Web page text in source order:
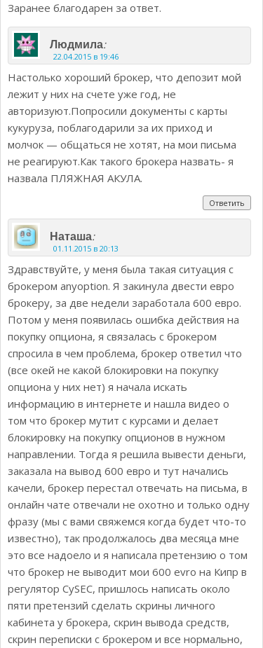
Заранее благодарен за ответ.
Людмила:
22.04.2015 в 19:46
Настолько хороший брокер, что депозит мой
лежит у них на счете уже год, не
авторизуют.Попросили документы с карты
кукуруза, поблагодарили за их приход и
молчок — общаться не хотят, на мои письма
не реагируют.Как такого брокера назвать- я
назвала ПЛЯЖНАЯ АКУЛА.
Ответить
Наташа:
01.11.2015 в 20:13
Здравствуйте, у меня была такая ситуация с
брокером anyoption. Я закинула двести евро
брокеру, за две недели заработала 600 евро.
Потом у меня появилась ошибка действия на
покупку опциона, я связалась с брокером
спросила в чем проблема, брокер ответил что
(все окей не какой блокировки на покупку
опциона у них нет) я начала искать
информацию в интернете и нашла видео о
том что брокер мутит с курсами и делает
блокировку на покупку опционов в нужном
направлении. Тогда я решила вывести деньги,
заказала на вывод 600 евро и тут начались
качели, брокер перестал отвечать на письма, в
онлайн чате отвечали не охотно и только одну
фразу (мы с вами свяжемся когда будет что-то
известно), так продолжалось два месяца мне
это все надоело и я написала претензию о том
что брокер не выводит мои 600 evro на Кипр в
регулятор CySEC, пришлось написать около
пяти претензий сделать скрины личного
кабинета у брокера, скрин вывода средств,
скрин переписки с брокером и все нормально,